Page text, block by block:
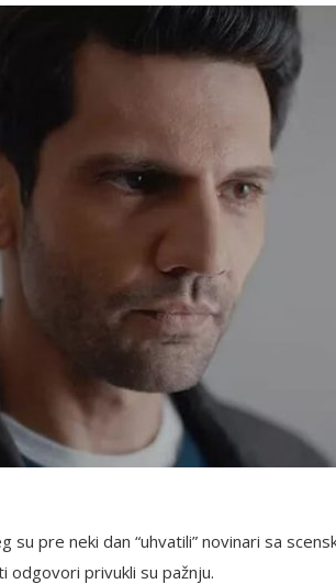
su pre neki dan “uhvatili” novinari sa
odgovori privukli su pažnju.